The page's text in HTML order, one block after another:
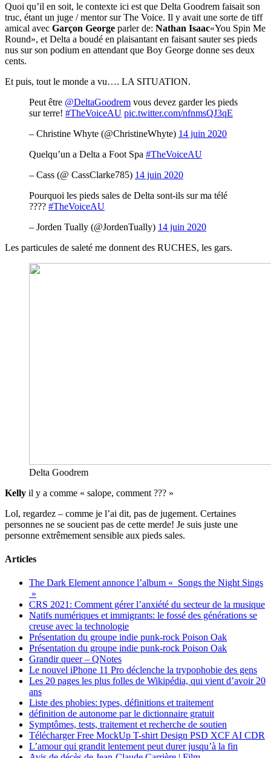
Quoi qu’il en soit, le contexte ici est que Delta Goodrem faisait son
truc, étant un juge / mentor sur The Voice. Il y avait une sorte de tiff
amical avec Garçon George parler de: Nathan Isaac«You Spin Me
Round», et Delta a boudé en plaisantant en faisant sauter ses pieds
nus sur son podium en attendant que Boy George donne ses deux
cents.
Et puis, tout le monde a vu…. LA SITUATION.
Peut être @DeltaGoodrem vous devez garder les pieds
sur terre! #TheVoiceAU pic.twitter.com/nfnmsQJ3qE
– Christine Whyte (@ChristineWhyte) 14 juin 2020
Quelqu’un a Delta a Foot Spa #TheVoiceAU
– Cass (@ CassClarke785) 14 juin 2020
Pourquoi les pieds sales de Delta sont-ils sur ma télé
???? #TheVoiceAU
– Jorden Tually (@JordenTually) 14 juin 2020
Les particules de saleté me donnent des RUCHES, les gars.
Delta Goodrem
Kelly il y a comme « salope, comment ??? »
Lol, regardez – comme je l’ai dit, pas de jugement. Certaines
personnes ne se soucient pas de cette merde! Je suis juste une
personne extrêmement sensible aux pieds sales.
Articles
The Dark Element annonce l’album « Songs the Night Sings
»
CRS 2021: Comment gérer l’anxiété du secteur de la musique
Natifs numériques et immigrants: le fossé des générations se
creuse avec la technologie
Présentation du groupe indie punk-rock Poison Oak
Présentation du groupe indie punk-rock Poison Oak
Grandir queer – QNotes
Le nouvel iPhone 11 Pro déclenche la trypophobie des gens
Les 20 pages les plus folles de Wikipédia, qui vient d’avoir 20
ans
Liste des phobies: types, définitions et traitement
définition de autonome par le dictionnaire gratuit
Symptômes, tests, traitement et recherche de soutien
Télécharger Free MockUp T-shirt Design PSD XCF AI CDR
L’amour qui grandit lentement peut durer jusqu’à la fin